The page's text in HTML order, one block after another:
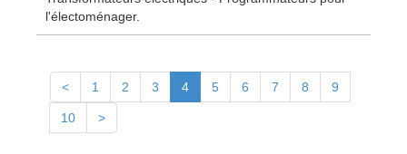
l'électoménager.
< 1 2 3 4 5 6 7 8 9
10 >